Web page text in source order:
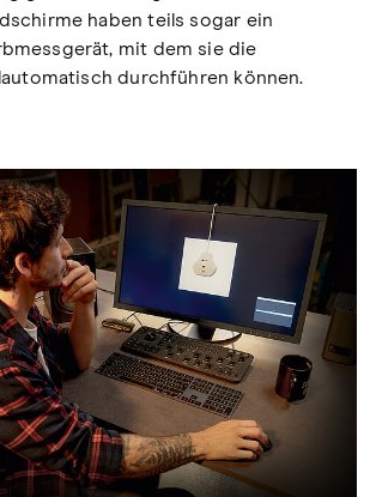
haben teils sogar ein
mit dem sie die
durchführen können.